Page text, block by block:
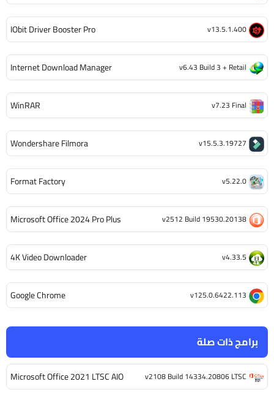
برامج ذات صلة
Microsoft Office 2021 LTSC AIO v2108 Build 14334.20806 LTSC
IObit Driver Booster Pro v13.5.1.400
Internet Download Manager v6.43 Build 3 + Retail
WinRAR v7.23 Final
Wondershare Filmora v15.5.3.19727
Format Factory v5.22.0
Microsoft Office 2024 Pro Plus v2512 Build 19530.20138
4K Video Downloader v4.33.5
Google Chrome v125.0.6422.113